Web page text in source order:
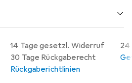
14 Tage gesetzl. Widerruf
30 Tage Rückgaberecht
Rückgaberichtlinien
24